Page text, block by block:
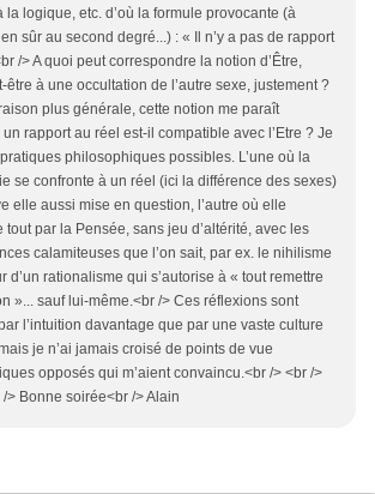
la logique, etc. d’où la formule provocante (à
sûr au second degré...) : « Il n’y a pas de rapport
/> A quoi peut correspondre la notion d’Être,
être à une occultation de l’autre sexe, justement ?
plus générale, cette notion me paraît
rapport au réel est-il compatible avec l’Etre ? Je
philosophiques possibles. L’une où la
se confronte à un réel (ici la différence des sexes)
elle aussi mise en question, l’autre où elle
tout par la Pensée, sans jeu d’altérité, avec les
calamiteuses que l’on sait, par ex. le nihilisme
d’un rationalisme qui s’autorise à « tout remettre
»... sauf lui-même.<br /> Ces réflexions sont
l’intuition davantage que par une vaste culture
je n’ai jamais croisé de points de vue
opposés qui m’aient convaincu.<br /> <br />
/> Bonne soirée<br /> Alain